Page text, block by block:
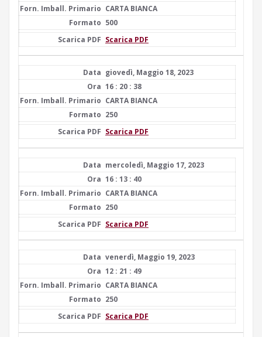
CARTA BIANCA
500
Scarica PDF
giovedì, Maggio 18, 2023
16 : 20 : 38
CARTA BIANCA
250
Scarica PDF
mercoledì, Maggio 17, 2023
16 : 13 : 40
CARTA BIANCA
250
Scarica PDF
venerdì, Maggio 19, 2023
12 : 21 : 49
CARTA BIANCA
250
Scarica PDF